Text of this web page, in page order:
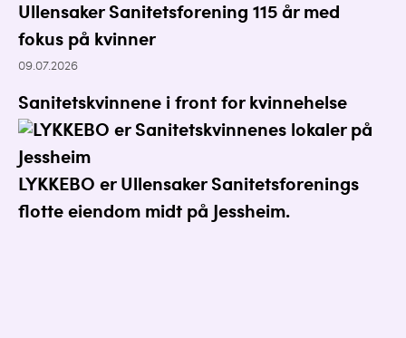
Ullensaker Sanitetsforening 115 år med
fokus på kvinner
09.07.2026
Sanitetskvinnene i front for kvinnehelse
LYKKEBO er Ullensaker Sanitetsforenings
flotte eiendom midt på Jessheim.